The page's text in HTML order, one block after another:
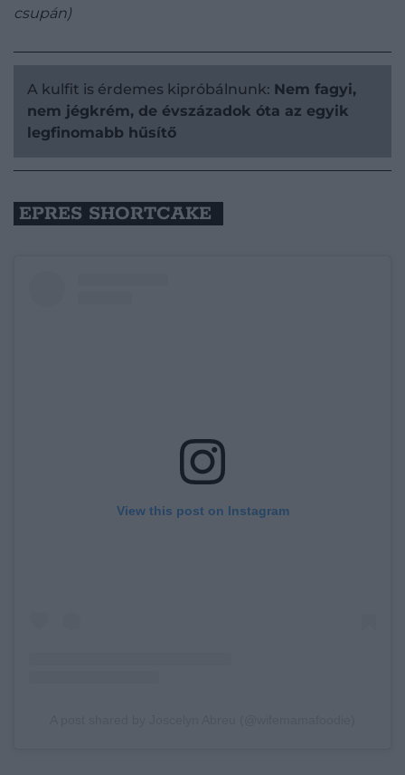
csupán)
A kulfit is érdemes kipróbálnunk: Nem fagyi,
nem jégkrém, de évszázadok óta az egyik
legfinomabb hűsítő
EPRES SHORTCAKE
View this post on Instagram